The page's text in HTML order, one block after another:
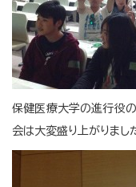
保健医療大学の進行役の
会は大変盛り上がりまし